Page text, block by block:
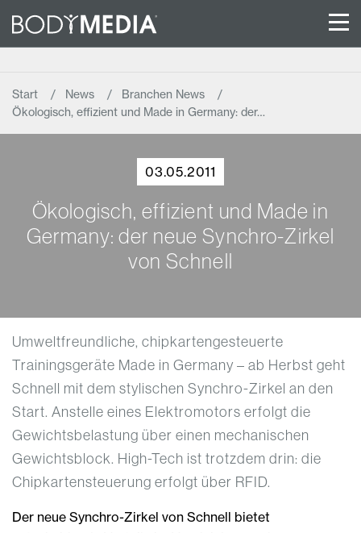
Start News
Branchen News
Ökologisch, effizient und Made in Germany: der…
03.05.2011
Ökologisch, effizient und Made in
Germany: der neue Synchro-Zirkel
von Schnell
Umweltfreundliche, chipkartengesteuerte
Trainingsgeräte Made in Germany – ab Herbst geht
Schnell mit dem stylischen Synchro-Zirkel an den
Start. Anstelle eines Elektromotors erfolgt die
Gewichtsbelastung über einen mechanischen
Gewichtsblock. High-Tech ist trotzdem drin: die
Chipkartensteuerung erfolgt über RFID.
Der neue Synchro-Zirkel von Schnell bietet